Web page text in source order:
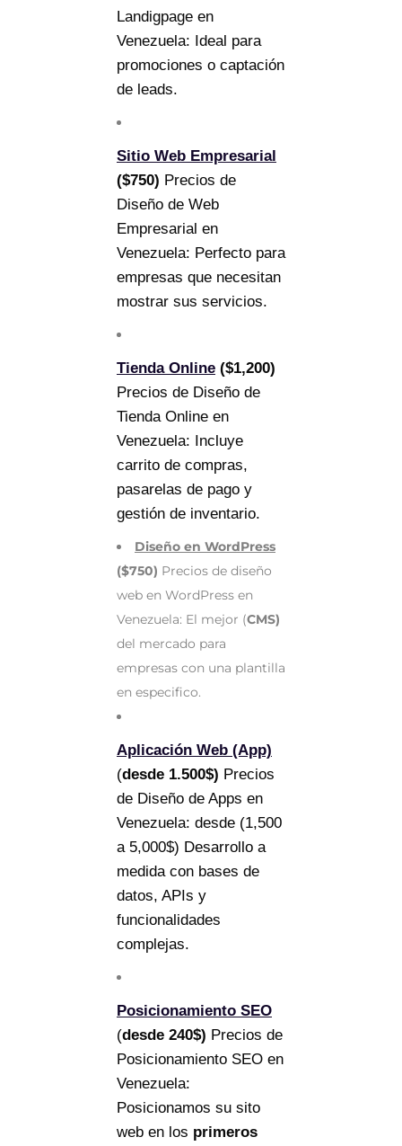
Landigpage en
Venezuela: Ideal para
promociones o captación
de leads.
Sitio Web Empresarial
($750) Precios de
Diseño de Web
Empresarial en
Venezuela: Perfecto para
empresas que necesitan
mostrar sus servicios.
Tienda Online ($1,200)
Precios de Diseño de
Tienda Online en
Venezuela: Incluye
carrito de compras,
pasarelas de pago y
gestión de inventario.
Diseño en WordPress
($750) Precios de diseño
web en WordPress en
Venezuela: El mejor (CMS)
del mercado para
empresas con una plantilla
en especifico.
Aplicación Web (App)
(desde 1.500$) Precios
de Diseño de Apps en
Venezuela: desde (1,500
a 5,000$) Desarrollo a
medida con bases de
datos, APIs y
funcionalidades
complejas.
Posicionamiento SEO
(desde 240$) Precios de
Posicionamiento SEO en
Venezuela:
Posicionamos su sito
web en los primeros